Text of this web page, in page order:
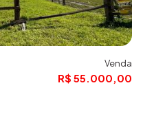
Venda
R$ 55.000,00